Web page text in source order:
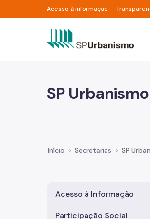
Pular para o Conteúdo principal
Acesso à informação Divisor de
Prefeitura
SP Urbanismo
Início Secretarias SP
Acesso à Informação
Participação Social